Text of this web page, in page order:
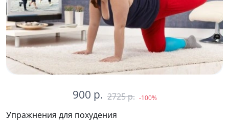
900 р. 2725 р. -100%
Упражнения для похудения